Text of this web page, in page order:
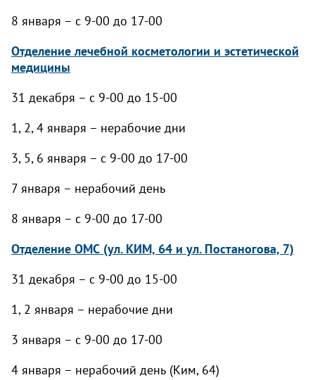
8 января – с 9-00 до 17-00
Отделение лечебной косметологии и эстетической
медицины
31 декабря – с 9-00 до 15-00
1, 2, 4 января – нерабочие дни
3, 5, 6 января – с 9-00 до 17-00
7 января – нерабочий день
8 января – с 9-00 до 17-00
Отделение ОМС (ул. КИМ, 64 и ул. Постаногова, 7)
31 декабря – с 9-00 до 15-00
1, 2 января – нерабочие дни
3 января – с 9-00 до 17-00
4 января – нерабочий день (Ким, 64)